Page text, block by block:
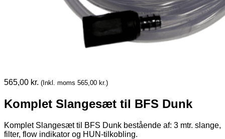
565,00 kr. (Inkl. moms 565,00 kr.)
Komplet Slangesæt til BFS Dunk
Komplet Slangesæt til BFS Dunk bestående af: 3 mtr. slange,
filter, flow indikator og HUN-tilkobling.